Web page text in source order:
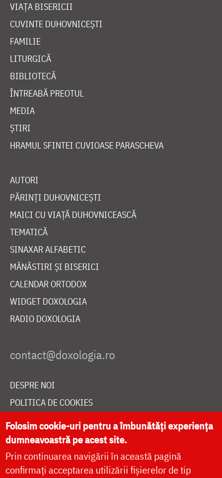
VIAȚA BISERICII
CUVINTE DUHOVNICEȘTI
FAMILIE
LITURGICĂ
BIBLIOTECĂ
ÎNTREABĂ PREOTUL
MEDIA
ȘTIRI
HRAMUL SFINTEI CUVIOASE PARASCHEVA
AUTORI
PĂRINȚI DUHOVNICEȘTI
MAICI CU VIAȚĂ DUHOVNICEASCĂ
TEMATICĂ
SINAXAR ALFABETIC
MĂNĂSTIRI ȘI BISERICI
CALENDAR ORTODOX
WIDGET DOXOLOGIA
RADIO DOXOLOGIA
DESPRE NOI
POLITICA DE COOKIES
DONEAZĂ ONLINE PENTRU CATEDRALA NAȚIONALĂ
LIVE
Folosim cookie-uri pentru a îmbunătăți experiența
dumneavoastră pe acest site.
Prin continuarea navigării în această pagină
confirmați acceptarea utilizării fișierelor de tip